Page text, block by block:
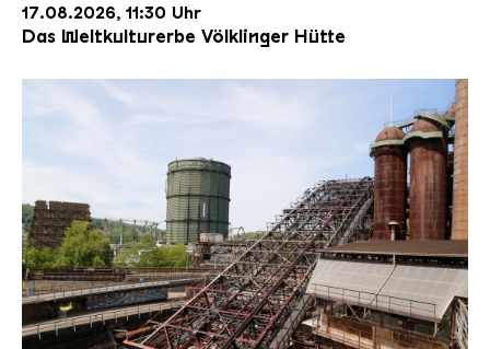
17.08.2026, 11:30 Uhr
Das Weltkulturerbe Völklinger Hütte